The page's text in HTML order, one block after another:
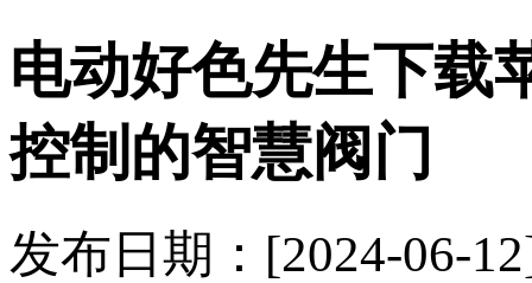
电动好色先生下载
控制的智慧阀门
发布日期：[2024-